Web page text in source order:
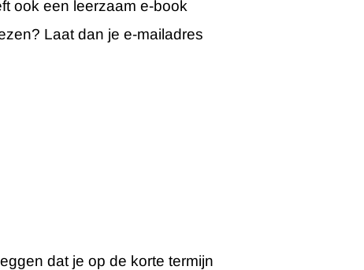
ook een leerzaam e-book
Laat dan je e-mailadres
dat je op de korte termijn